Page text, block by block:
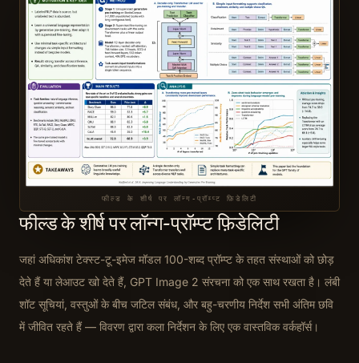
फील्ड के शीर्ष पर लॉन्ग-प्रॉम्प्ट फ़िडेलिटी
फील्ड के शीर्ष पर लॉन्ग-प्रॉम्प्ट फ़िडेलिटी
जहां अधिकांश टेक्स्ट-टू-इमेज मॉडल 100-शब्द प्रॉम्प्ट के तहत संस्थाओं को छोड़
देते हैं या लेआउट खो देते हैं, GPT Image 2 संरचना को एक साथ रखता है। लंबी
शॉट सूचियां, वस्तुओं के बीच जटिल संबंध, और बहु-चरणीय निर्देश सभी अंतिम छवि
में जीवित रहते हैं — विवरण द्वारा कला निर्देशन के लिए एक वास्तविक वर्कहॉर्स।